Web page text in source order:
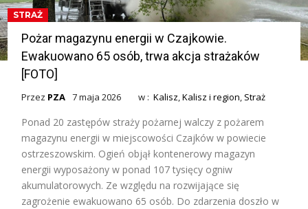
STRAŻ
Pożar magazynu energii w Czajkowie.
Ewakuowano 65 osób, trwa akcja strażaków
[FOTO]
Przez PZA 7 maja 2026 w :Kalisz,Kalisz i region, Straż
Ponad 20 zastępów straży pożarnej walczy z pożarem
magazynu energii w miejscowości Czajków w powiecie
ostrzeszowskim. Ogień objął kontenerowy magazyn
energii wyposażony w ponad 107 tysięcy ogniw
akumulatorowych. Ze względu na rozwijające się
zagrożenie ewakuowano 65 osób. Do zdarzenia doszło w